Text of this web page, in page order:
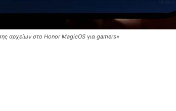
αρχείων στο Honor MagicOS για gamers»